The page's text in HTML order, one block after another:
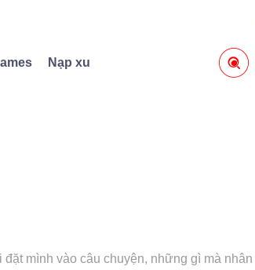
Nạp xu 
mình vào câu chuyện, những gì mà nhân